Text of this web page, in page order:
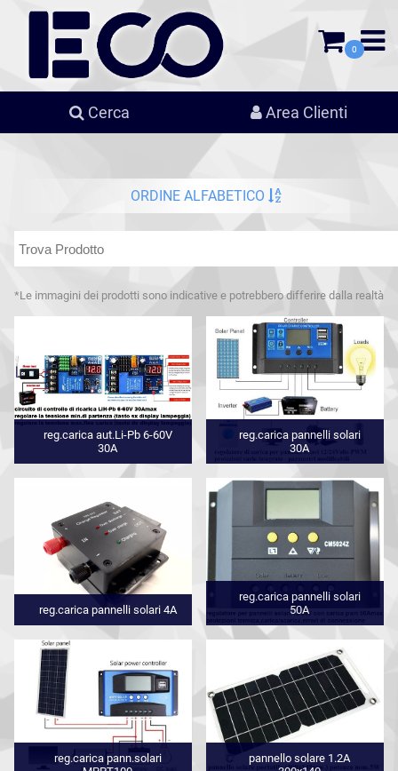
0
Cerca Area Clienti
ORDINE ALFABETICO
*Le immagini dei prodotti sono indicative e potrebbero differire dalla realtà
reg.carica aut.Li-Pb 6-60V
30A
reg.carica pannelli solari
30A
reg.carica pannelli solari 4A
reg.carica pannelli solari
50A
reg.carica pann.solari
pannello solare 1.2A